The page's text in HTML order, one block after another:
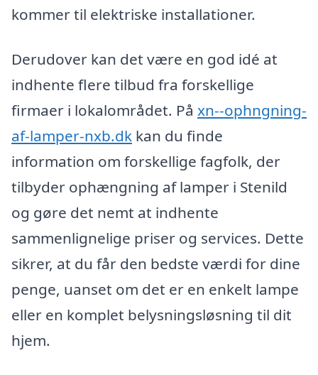
kommer til elektriske installationer.
Derudover kan det være en god idé at
indhente flere tilbud fra forskellige
firmaer i lokalområdet. På xn--ophngning-
af-lamper-nxb.dk kan du finde
information om forskellige fagfolk, der
tilbyder ophængning af lamper i Stenild
og gøre det nemt at indhente
sammenlignelige priser og services. Dette
sikrer, at du får den bedste værdi for dine
penge, uanset om det er en enkelt lampe
eller en komplet belysningsløsning til dit
hjem.